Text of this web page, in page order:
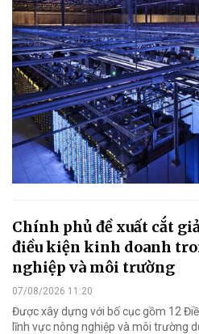
Chính phủ đề xuất cắt
điều kiện kinh doanh
nghiệp và môi trường
07/08/2026 11:20
Được xây dựng với bố cục gồm 12
lĩnh vực nông nghiệp và môi trường